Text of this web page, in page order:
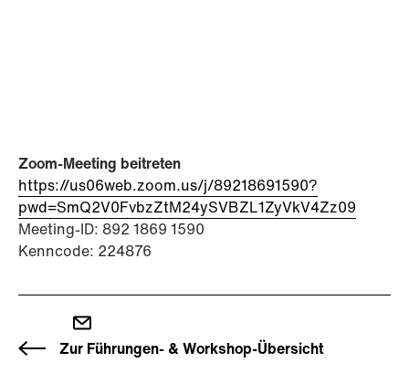
Zoom-Meeting beitreten
https://us06web.zoom.us/j/89218691590?
pwd=SmQ2V0FvbzZtM24ySVBZL1ZyVkV4Zz09
Meeting-ID: 892 1869 1590
Kenncode: 224876
Zur Führungen- & Workshop-Übersicht